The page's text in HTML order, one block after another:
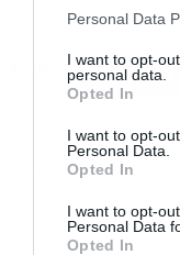
Please note that
not limited to your
grant or deny
use your data for
consent section.
Personal Data
I want to opt-
personal data.
Opted In
I want to opt-
Personal Data.
Opted In
I want to opt-
Personal Data
Opted In
Συνεχίζουμε με
που είναι
τα δύο που
ο Μισόν στην
CRADLE OF